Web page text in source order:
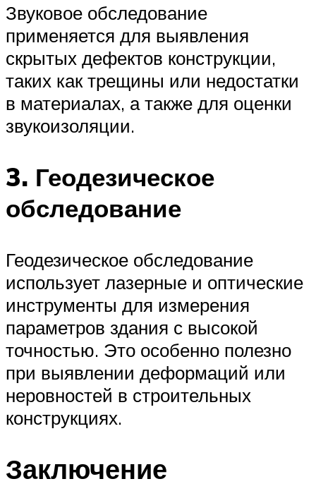
Звуковое обследование
применяется для выявления
скрытых дефектов конструкции,
таких как трещины или недостатки
в материалах, а также для оценки
звукоизоляции.
3. Геодезическое
обследование
Геодезическое обследование
использует лазерные и оптические
инструменты для измерения
параметров здания с высокой
точностью. Это особенно полезно
при выявлении деформаций или
неровностей в строительных
конструкциях.
Заключение